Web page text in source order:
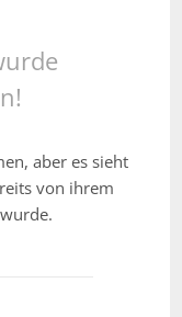
aber es sieht
von ihrem